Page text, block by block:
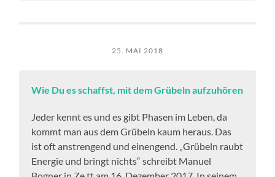
25. MAI 2018
Wie Du es schaffst, mit dem Grübeln aufzuhören
Jeder kennt es und es gibt Phasen im Leben, da
kommt man aus dem Grübeln kaum heraus. Das
ist oft anstrengend und einengend. „Grübeln raubt
Energie und bringt nichts“ schreibt Manuel